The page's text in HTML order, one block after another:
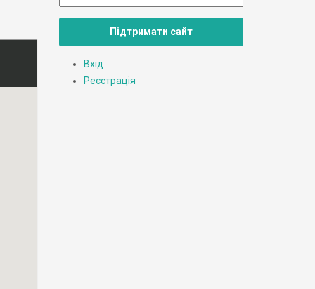
Підтримати сайт
Вхід
Реєстрація